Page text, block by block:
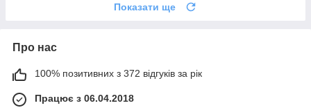
Показати ще
Про нас
100% позитивних з 372 відгуків за рік
Працює з 06.04.2018